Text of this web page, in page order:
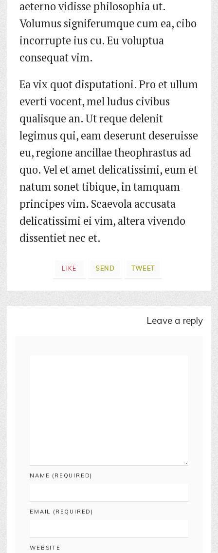
aeterno vidisse philosophia ut.
Volumus signiferumque cum ea, cibo
incorrupte ius cu. Eu voluptua
consequat vim.
Ea vix quot disputationi. Pro et ullum
everti vocent, mel ludus civibus
qualisque an. Ut reque delenit
legimus qui, eam deserunt deseruisse
eu, regione ancillae theophrastus ad
quo. Vel et amet delicatissimi, eum et
natum sonet tibique, in tamquam
principes vim. Scaevola accusata
delicatissimi ei vim, altera vivendo
dissentiet nec et.
LIKE SEND TWEET
leave a reply
NAME (REQUIRED)
EMAIL (REQUIRED)
WEBSITE